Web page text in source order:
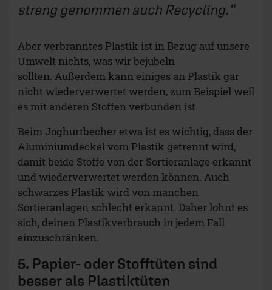
streng genommen auch Recycling.
Aber verbranntes Plastik ist in Bezug auf unsere
Umwelt nichts, was wir bejubeln
sollten. Außerdem kann einiges an Plastik gar
nicht wiederverwertet werden, zum Beispiel weil
es mit anderen Stoffen verbunden ist.
Beim Joghurtbecher etwa ist es wichtig, dass der
Aluminiumdeckel vom Plastik getrennt wird,
damit beide Stoffe von der Sortieranlage erkannt
und wiederverwertet werden können. Auch
schwarzes Plastik wird von manchen
Sortieranlagen schlecht erkannt. Daher lohnt es
sich, deinen Plastikverbrauch in jedem Fall
einzuschränken.
5. Papier- oder Stofftüten sind
besser als Plastiktüten